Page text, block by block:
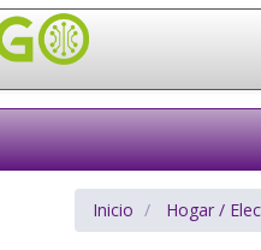
Inicio Hogar /